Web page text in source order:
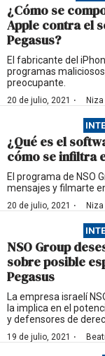
¿Cómo se
Apple contra el
Pegasus?
El fabricante del
programas
preocupante.
20 de julio, 2021 ·
¿Qué es el
cómo se infiltra
El programa de NSO
mensajes y filmarte
20 de julio, 2021 ·
NSO Group
sobre posible
Pegasus
La empresa israelí
la implica en el
y defensores de
19 de julio, 2021 ·